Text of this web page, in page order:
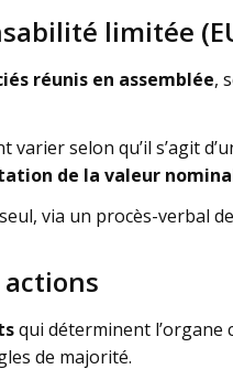
limitée
réunis en assemblée,
selon qu’il s’agit
de la valeur
via un procès-verbal
actions
qui déterminent l’organe
de majorité.